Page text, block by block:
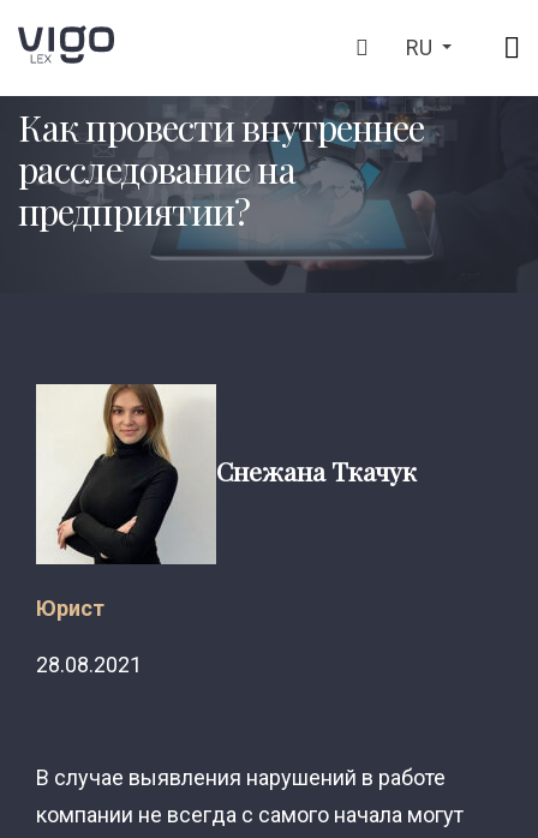
RU
Как провести внутреннее
расследование на
предприятии?
Снежана Ткачук
Юрист
28.08.2021
В случае выявления нарушений в работе
компании не всегда с самого начала могут